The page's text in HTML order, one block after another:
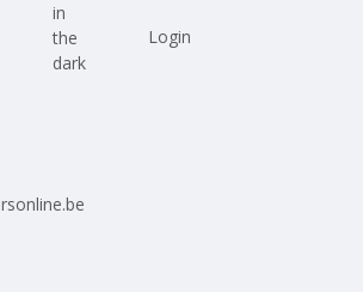
in
the
dark
Login